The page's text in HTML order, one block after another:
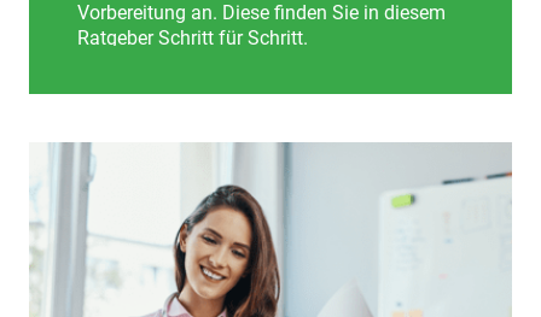
Vorbereitung an. Diese finden Sie in diesem
Ratgeber Schritt für Schritt.